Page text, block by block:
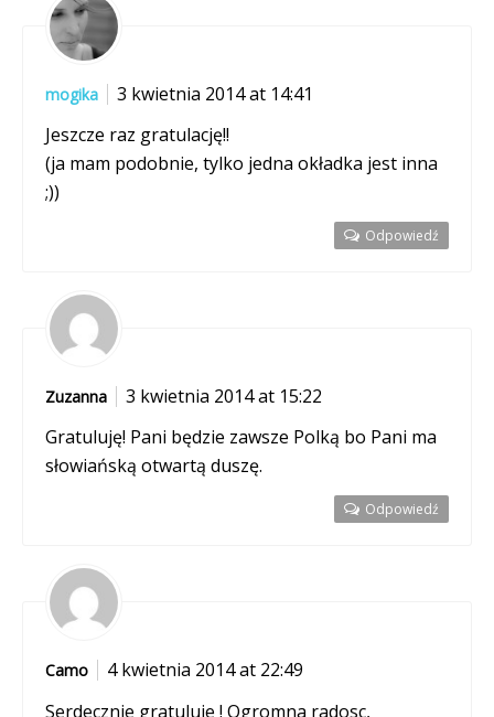
mogika
3 kwietnia 2014 at 14:41
Jeszcze raz gratulację!!
(ja mam podobnie, tylko jedna okładka jest inna
;))
Odpowiedź
Zuzanna
3 kwietnia 2014 at 15:22
Gratuluję! Pani będzie zawsze Polką bo Pani ma
słowiańską otwartą duszę.
Odpowiedź
Camo
4 kwietnia 2014 at 22:49
Serdecznie gratuluje ! Ogromna radosc,